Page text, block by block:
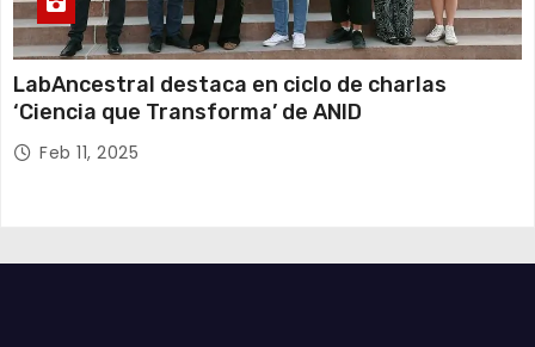
LabAncestral destaca en ciclo de charlas
‘Ciencia que Transforma’ de ANID
Feb 11, 2025